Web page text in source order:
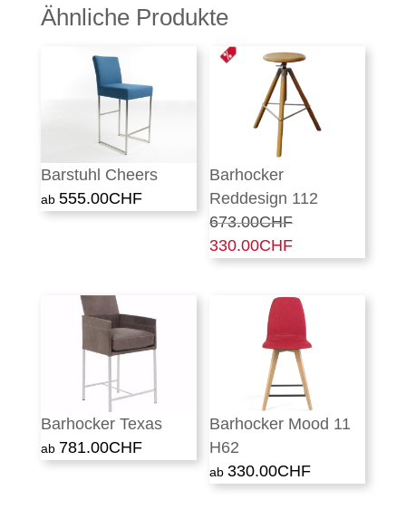
Ähnliche Produkte
Barstuhl Cheers
555.00CHF
Barhocker
Reddesign 112
673.00CHFUrsprünglicher
Preis
330.00CHFAktueller
330.00CHF.
Barhocker Texas
781.00CHF
Barhocker Mood 11
H62
330.00CHF